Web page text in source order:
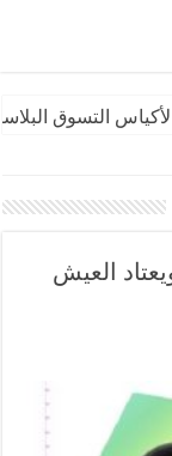
التسوق
العيش